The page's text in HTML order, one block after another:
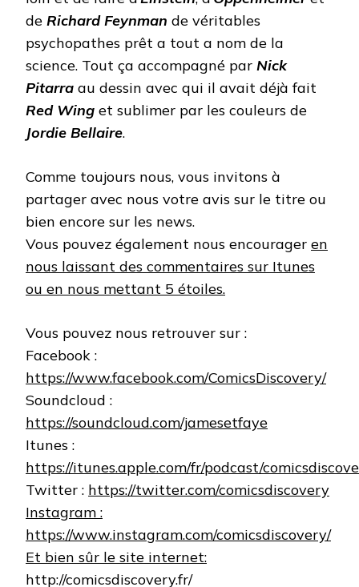
de Richard Feynman de véritables
psychopathes prêt a tout a nom de la
science. Tout ça accompagné par Nick
Pitarra au dessin avec qui il avait déjà fait
Red Wing et sublimer par les couleurs de
Jordie Bellaire.
Comme toujours nous, vous invitons à
partager avec nous votre avis sur le titre ou
bien encore sur les news.
Vous pouvez également nous encourager en
nous laissant des commentaires sur Itunes
ou en nous mettant 5 étoiles.
Vous pouvez nous retrouver sur :
Facebook :
https://www.facebook.com/ComicsDiscovery/
Soundcloud :
https://soundcloud.com/jamesetfaye
Itunes :
https://itunes.apple.com/fr/podcast/
Twitter : https://twitter.com/comicsdiscovery
Instagram :
https://www.instagram.com/comicsdiscovery/
Et bien sûr le site internet:
http://comicsdiscovery.fr/